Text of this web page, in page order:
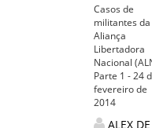
Casos de
militantes da
Aliança
Libertadora
Nacional
Parte 1 - 24
fevereiro de
2014
ALEX DE